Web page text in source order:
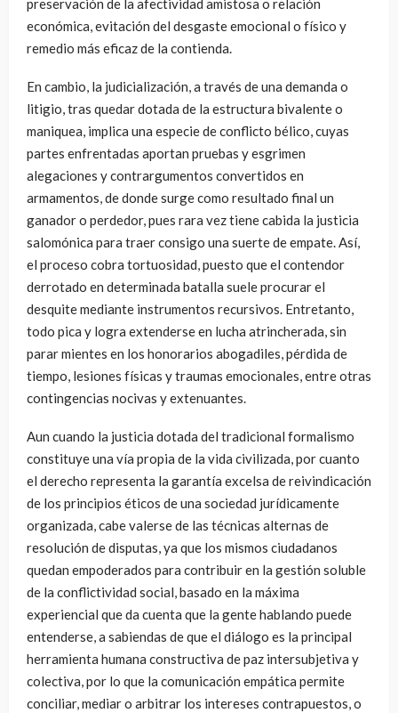
preservación de la afectividad amistosa o relación
económica, evitación del desgaste emocional o físico y
remedio más eficaz de la contienda.
En cambio, la judicialización, a través de una demanda o
litigio, tras quedar dotada de la estructura bivalente o
maniquea, implica una especie de conflicto bélico, cuyas
partes enfrentadas aportan pruebas y esgrimen
alegaciones y contrargumentos convertidos en
armamentos, de donde surge como resultado final un
ganador o perdedor, pues rara vez tiene cabida la justicia
salomónica para traer consigo una suerte de empate. Así,
el proceso cobra tortuosidad, puesto que el contendor
derrotado en determinada batalla suele procurar el
desquite mediante instrumentos recursivos. Entretanto,
todo pica y logra extenderse en lucha atrincherada, sin
parar mientes en los honorarios abogadiles, pérdida de
tiempo, lesiones físicas y traumas emocionales, entre otras
contingencias nocivas y extenuantes.
Aun cuando la justicia dotada del tradicional formalismo
constituye una vía propia de la vida civilizada, por cuanto
el derecho representa la garantía excelsa de reivindicación
de los principios éticos de una sociedad jurídicamente
organizada, cabe valerse de las técnicas alternas de
resolución de disputas, ya que los mismos ciudadanos
quedan empoderados para contribuir en la gestión soluble
de la conflictividad social, basado en la máxima
experiencial que da cuenta que la gente hablando puede
entenderse, a sabiendas de que el diálogo es la principal
herramienta humana constructiva de paz intersubjetiva y
colectiva, por lo que la comunicación empática permite
conciliar, mediar o arbitrar los intereses contrapuestos, o